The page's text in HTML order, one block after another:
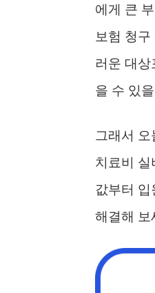
에게 큰
보험 청
러운 대
을 수 있
그래서
치료비
값부터 입
해결해 보